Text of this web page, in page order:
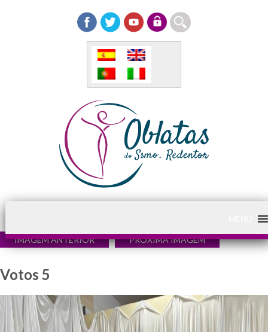
IMAGEM ANTERIOR PRÓXIMA IMAGEM
Votos 5